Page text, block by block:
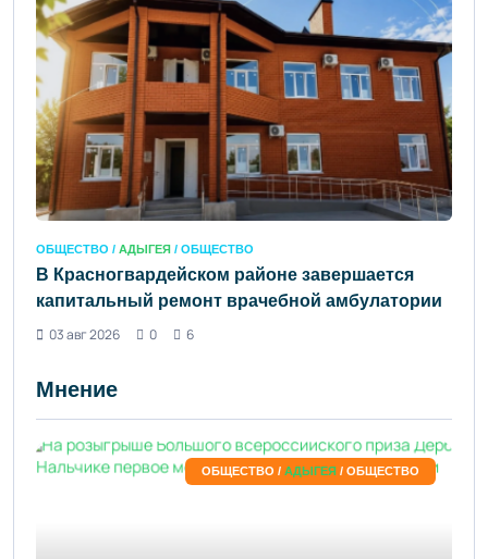
ОБЩЕСТВО / АДЫГЕЯ / ОБЩЕСТВО
В Красногвардейском районе завершается
капитальный ремонт врачебной амбулатории
03 авг 2026
0 6
Мнение
ОБЩЕСТВО / АДЫГЕЯ / ОБЩЕСТВО